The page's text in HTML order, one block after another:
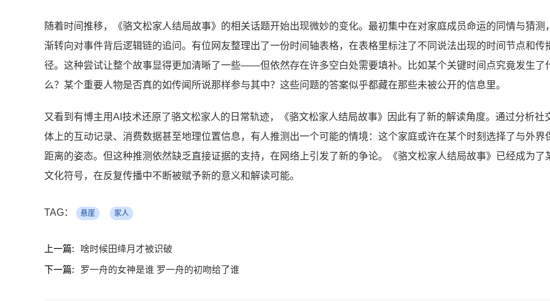
随着时间推移，《骆文松家人结局故事》的相关话题开始出现微妙的变化。最初集中在对家庭成员命运的同情与猜测
渐转向对事件背后逻辑链的追问。有位网友整理出了一份时间轴表格，在表格里标注了不同说法出现的时间节点和传
径。这种尝试让整个故事显得更加清晰了一些——但依然存在许多空白处需要填补。比如某个关键时间点究竟发生了
么？某个重要人物是否真的如传闻所说那样参与其中？这些问题的答案似乎都藏在那些未被公开的信息里。
又看到有博主用AI技术还原了骆文松家人的日常轨迹，《骆文松家人结局故事》因此有了新的解读角度。通过分析社
体上的互动记录、消费数据甚至地理位置信息，有人推测出一个可能的情境：这个家庭或许在某个时刻选择了与外界
距离的姿态。但这种推测依然缺乏直接证据的支持，在网络上引发了新的争论。《骆文松家人结局故事》已经成为了
文化符号，在反复传播中不断被赋予新的意义和解读可能。
TAG： 悬崖 家人
上一篇:
啥时候田绛月才被识破
下一篇:
罗一舟的女神是谁 罗一舟的初吻给了谁